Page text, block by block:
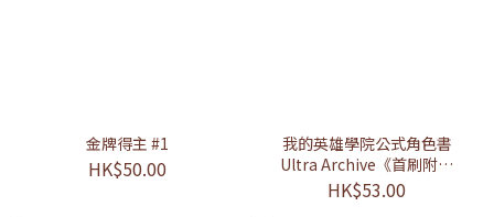
金牌得主 #1
HK$50.00
我的英雄學院公式角色書
Ultra Archive《首刷附錄
版》
HK$53.00